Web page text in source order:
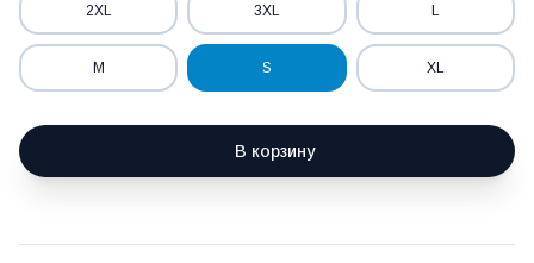
2XL 3XL L
M S XL
В корзину